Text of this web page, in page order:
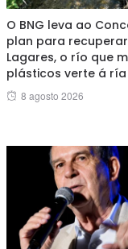
O BNG leva ao
plan para
Lagares, o río que
plásticos verte á ría
Posted
8 agosto 2026